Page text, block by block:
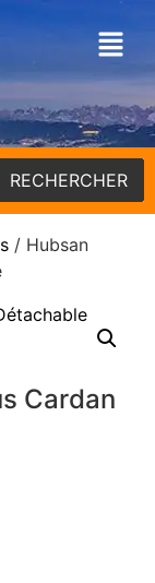
RECHERCHER
/ Hubsan
Cardan